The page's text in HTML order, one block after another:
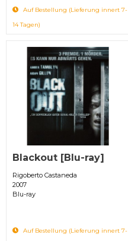
Auf Bestellung (Lieferung innert 7-
14 Tagen)
Blackout [Blu-ray]
Rigoberto Castaneda
2007
Blu-ray
Auf Bestellung (Lieferung innert 7-